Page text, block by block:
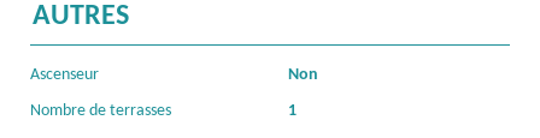
AUTRES
Ascenseur
Non
Nombre de terrasses
1